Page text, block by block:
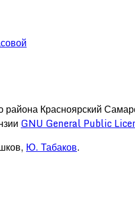
Красноярский
GNU General Public
Ю. Табаков.